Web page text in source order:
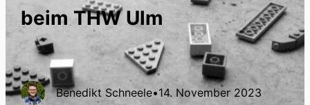
beim THW Ulm
Benedikt Schneele•14. November 2023